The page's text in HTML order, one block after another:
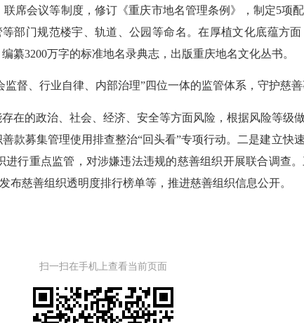
会议等制度，修订《重庆市地名管理条例》，制定5项
部门规范楼宇、轨道、公园等命名。在厚植文化底蕴方
编纂3200万字的标准地名录典志，出版重庆地名文化丛书
督、行业自律、内部治理”四位一体的监管体系，守护
的政治、社会、经济、安全等方面风险，根据风险等级
款募集管理使用排查整治“回头看”专项行动。二是建立快
行重点监管，对涉嫌违法违规的慈善组织开展联合调查
布慈善组织透明度排行榜单等，推进慈善组织信息公开。
扫一扫在手机上查看当前页面